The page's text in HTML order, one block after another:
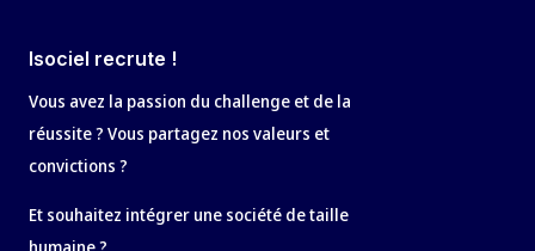
Isociel recrute !
Vous avez la passion du challenge et de la
réussite ? Vous partagez nos valeurs et
convictions ?
Et souhaitez intégrer une société de taille